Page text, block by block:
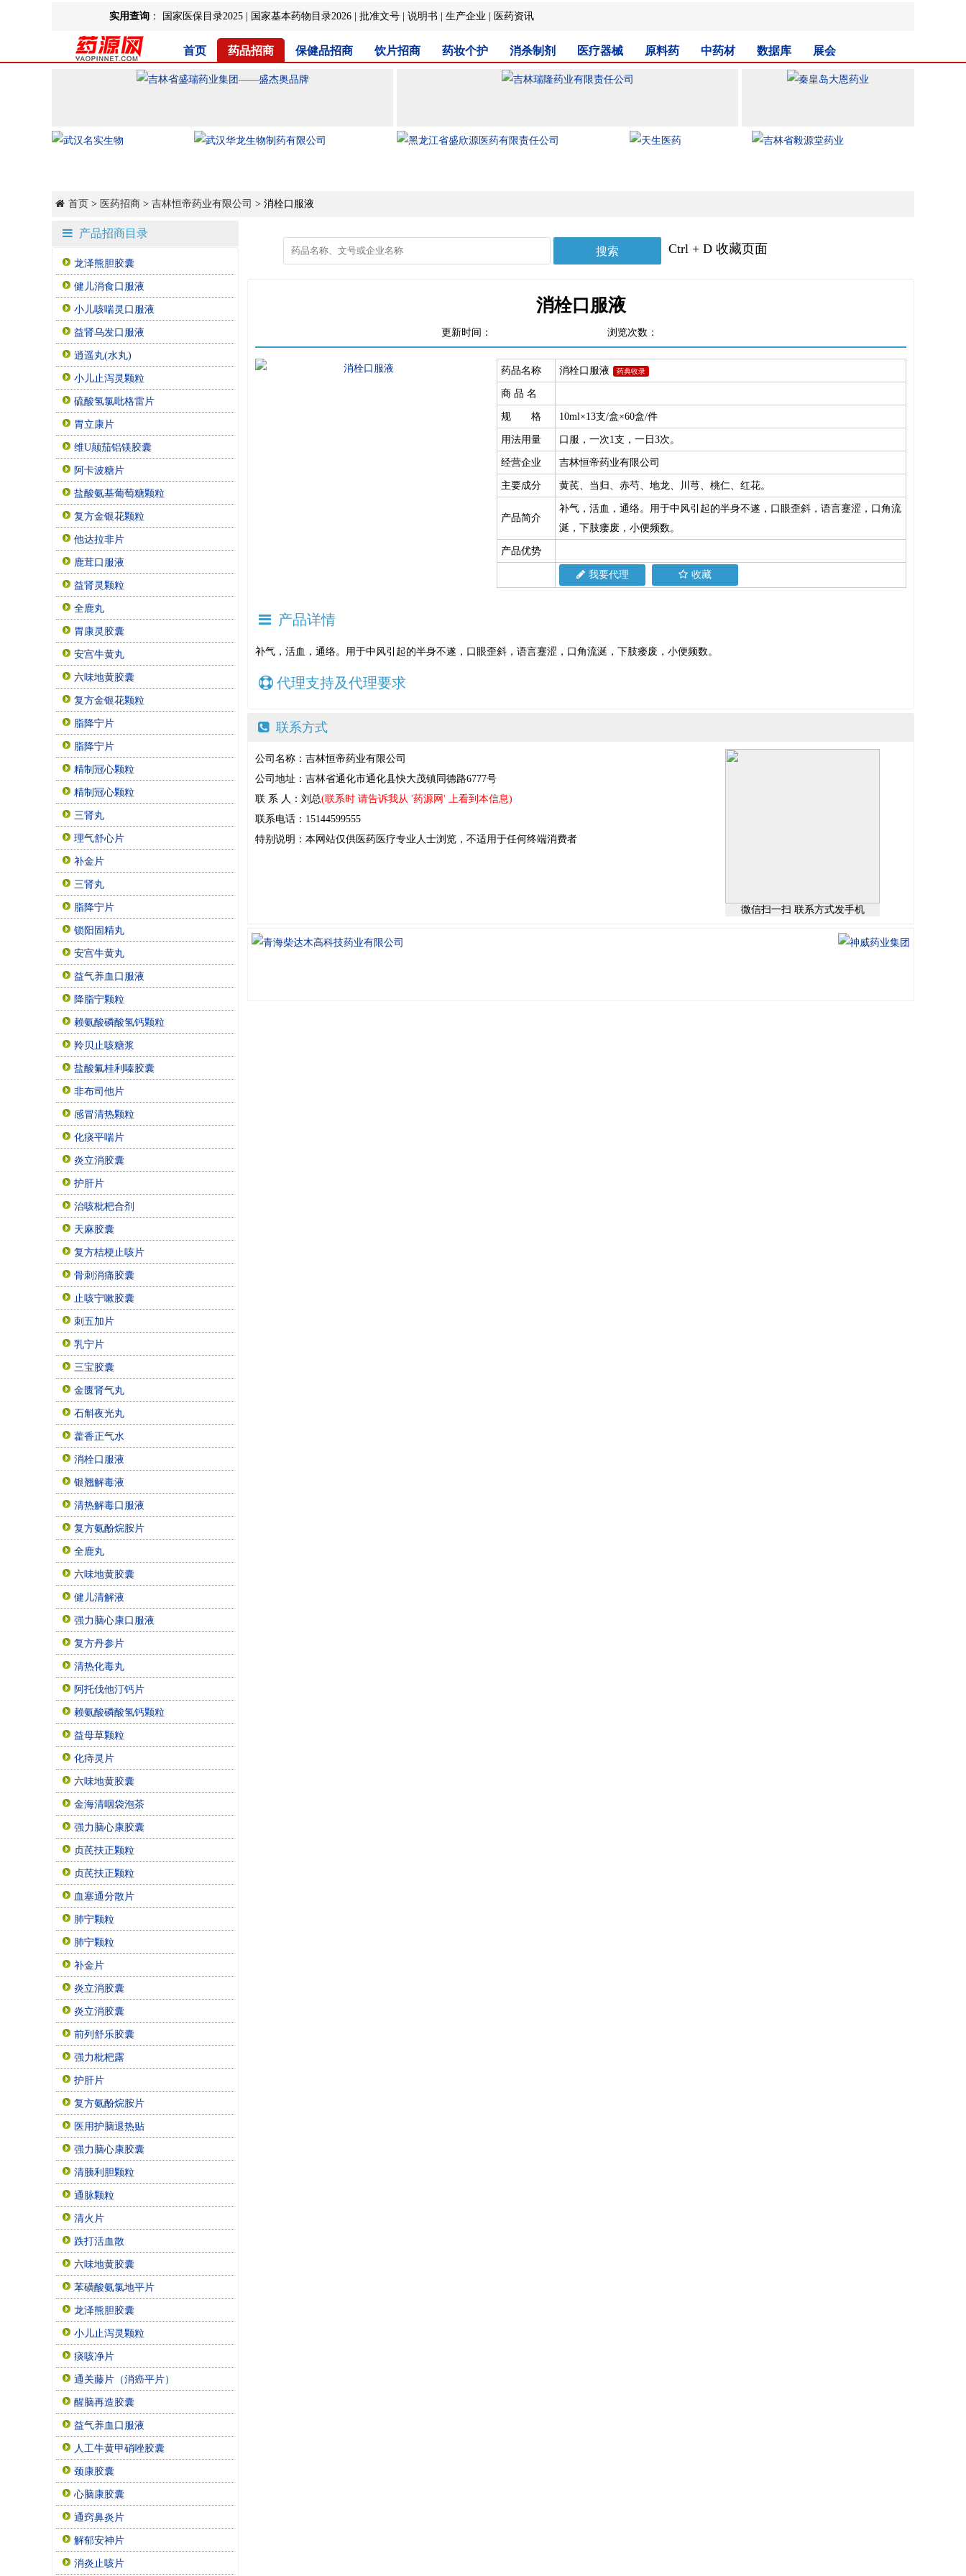
实用查询 ： 国家医保目录2025 国家基本药物目录2026 批准文号 说明书 生产企业 医药资讯
首页 药品招商 保健品招商 饮片招商 药妆个护 消杀制剂 医疗器械 原料药 中药材 数据库 展会
首页 > 医药招商 > 吉林恒帝药业有限公司 > 消栓口服液
产品招商目录
龙泽熊胆胶囊
健儿消食口服液
小儿咳喘灵口服液
益肾乌发口服液
逍遥丸(水丸)
小儿止泻灵颗粒
硫酸氢氯吡格雷片
胃立康片
维U颠茄铝镁胶囊
阿卡波糖片
盐酸氨基葡萄糖颗粒
复方金银花颗粒
他达拉非片
鹿茸口服液
益肾灵颗粒
全鹿丸
胃康灵胶囊
安宫牛黄丸
六味地黄胶囊
复方金银花颗粒
脂降宁片
脂降宁片
精制冠心颗粒
精制冠心颗粒
三肾丸
理气舒心片
补金片
三肾丸
脂降宁片
锁阳固精丸
安宫牛黄丸
益气养血口服液
降脂宁颗粒
赖氨酸磷酸氢钙颗粒
羚贝止咳糖浆
盐酸氟桂利嗪胶囊
非布司他片
感冒清热颗粒
化痰平喘片
炎立消胶囊
护肝片
治咳枇杷合剂
天麻胶囊
复方桔梗止咳片
骨刺消痛胶囊
止咳宁嗽胶囊
刺五加片
乳宁片
三宝胶囊
金匮肾气丸
石斛夜光丸
藿香正气水
消栓口服液
银翘解毒液
清热解毒口服液
复方氨酚烷胺片
全鹿丸
六味地黄胶囊
健儿清解液
强力脑心康口服液
复方丹参片
清热化毒丸
阿托伐他汀钙片
赖氨酸磷酸氢钙颗粒
益母草颗粒
化痔灵片
六味地黄胶囊
金海清咽袋泡茶
强力脑心康胶囊
贞芪扶正颗粒
贞芪扶正颗粒
血塞通分散片
肺宁颗粒
肺宁颗粒
补金片
炎立消胶囊
炎立消胶囊
前列舒乐胶囊
强力枇杷露
护肝片
复方氨酚烷胺片
医用护脑退热贴
强力脑心康胶囊
清胰利胆颗粒
通脉颗粒
清火片
跌打活血散
六味地黄胶囊
苯磺酸氨氯地平片
龙泽熊胆胶囊
小儿止泻灵颗粒
痰咳净片
通关藤片（消癌平片）
醒脑再造胶囊
益气养血口服液
人工牛黄甲硝唑胶囊
颈康胶囊
心脑康胶囊
通窍鼻炎片
解郁安神片
消炎止咳片
Ctrl + D 收藏页面
消栓口服液
更新时间： 浏览次数：
药品名称 消栓口服液 药典收录
商 品 名
规 格 10ml×13支/盒×60盒/件
用法用量 口服，一次1支，一日3次。
经营企业 吉林恒帝药业有限公司
主要成分 黄芪、当归、赤芍、地龙、川芎、桃仁、红花。
产品简介
补气，活血，通络。用于中风引起的半身不遂，口眼歪斜，语言蹇涩，口角流
涎，下肢瘘废，小便频数。
产品优势
我要代理 收藏
产品详情
补气，活血，通络。用于中风引起的半身不遂，口眼歪斜，语言蹇涩，口角流涎，下肢瘘废，小便频数。
代理支持及代理要求
联系方式
公司名称：吉林恒帝药业有限公司
公司地址：吉林省通化市通化县快大茂镇同德路6777号
联 系 人：刘总(联系时 请告诉我从 '药源网' 上看到本信息)
联系电话：15144599555
特别说明：本网站仅供医药医疗专业人士浏览，不适用于任何终端消费者
微信扫一扫 联系方式发手机